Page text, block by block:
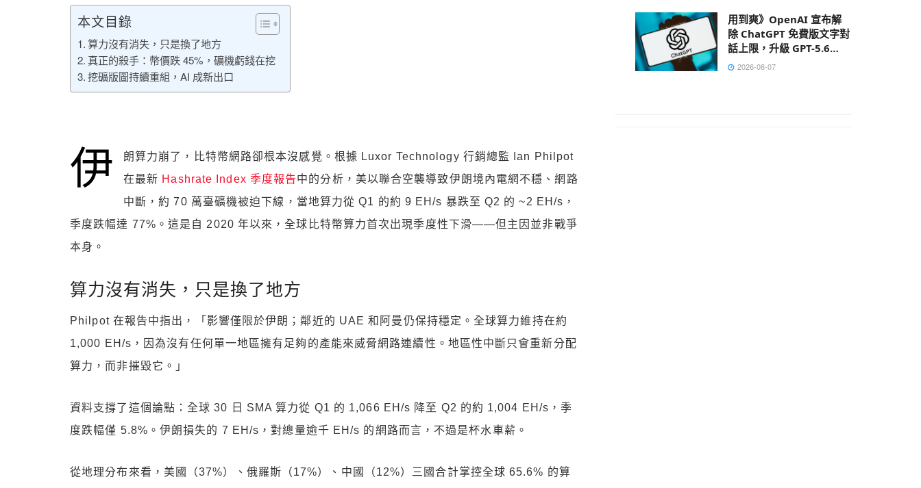
本文目錄
算力沒有消失，只是換了地方
真正的殺手：幣價跌 45%，礦機虧錢在挖
挖礦版圖持續重組，AI 成新出口
伊
朗算力崩了，比特幣網路卻根本沒感覺。根據 Luxor Technology 行銷總監 Ian Philpot
在最新 Hashrate Index 季度報告中的分析，美以聯合空襲導致伊朗境內電網不穩、網路
中斷，約 70 萬臺礦機被迫下線，當地算力從 Q1 的約 9 EH/s 暴跌至 Q2 的 ~2 EH/s，
季度跌幅達 77%。這是自 2020 年以來，全球比特幣算力首次出現季度性下滑——但主因並非戰爭
本身。
算力沒有消失，只是換了地方
Philpot 在報告中指出，「影響僅限於伊朗；鄰近的 UAE 和阿曼仍保持穩定。全球算力維持在約
1,000 EH/s，因為沒有任何單一地區擁有足夠的產能來威脅網路連續性。地區性中斷只會重新分配
算力，而非摧毀它。」
資料支撐了這個論點：全球 30 日 SMA 算力從 Q1 的 1,066 EH/s 降至 Q2 的約 1,004 EH/s，季
度跌幅僅 5.8%。伊朗損失的 7 EH/s，對總量逾千 EH/s 的網路而言，不過是杯水車薪。
從地理分布來看，美國（37%）、俄羅斯（17%）、中國（12%）三國合計掌控全球 65.6% 的算
用到爽》OpenAI 宣布解
除 ChatGPT 免費版文字對
話上限，升級 GPT-5.6
Luna
2026-08-07